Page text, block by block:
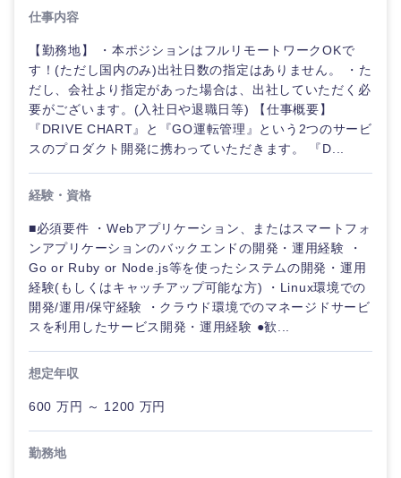
選択する
仕事内容
【勤務地】 ・本ポジションはフルリモートワークOKで
す！(ただし国内のみ)出社日数の指定はありません。 ・た
だし、会社より指定があった場合は、出社していただく必
要がございます。(入社日や退職日等) 【仕事概要】
『DRIVE CHART』と『GO運転管理』という2つのサービ
スのプロダクト開発に携わっていただきます。 『D...
経験・資格
■必須要件 ・Webアプリケーション、またはスマートフォ
ンアプリケーションのバックエンドの開発・運用経験 ・
Go or Ruby or Node.js等を使ったシステムの開発・運用
経験(もしくはキャッチアップ可能な方) ・Linux環境での
開発/運用/保守経験 ・クラウド環境でのマネージドサービ
スを利用したサービス開発・運用経験 ●歓...
想定年収
600 万円 ～ 1200 万円
勤務地